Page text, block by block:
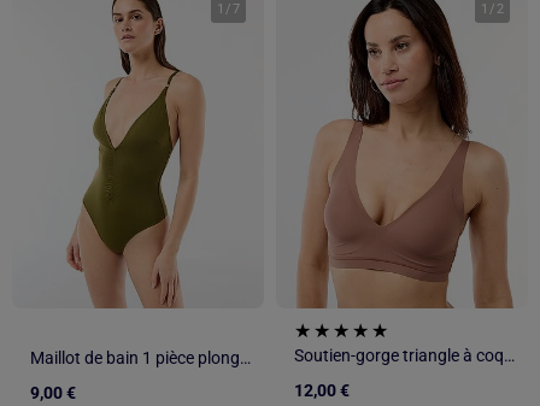
1 / 7
Maillot de bain 1 pièce plongeant avec bijou
9,00 €
1 / 2
Soutien-gorge triangle à coques en microfibre
12,00 €